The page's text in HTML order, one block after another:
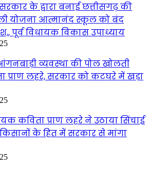
के द्वारा बनाई छत्तीसगढ़ की
योजना आत्मानंद स्कूल को बंद
पूर्व विधायक विकास उपाध्याय
व्यवस्था की पोल खोलती
प्राण लहरे, सरकार को कटघरे में खड़ा
कविता प्राण लहरे ने उठाया सिंचाई
के हित में सरकार से मांगा